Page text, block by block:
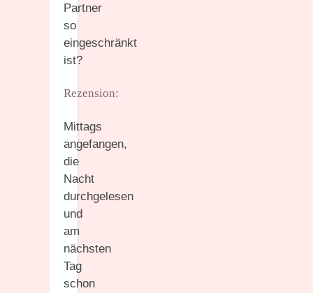
Partner
so
eingeschränkt
ist?
Rezension:
Mittags
angefangen,
die
Nacht
durchgelesen
und
am
nächsten
Tag
schon